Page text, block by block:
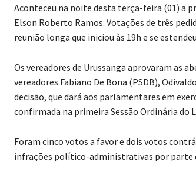
Aconteceu na noite desta terça-feira (01) a
Elson Roberto Ramos. Votações de três
reunião longa que iniciou às 19h e se
Os vereadores de Urussanga aprovaram as
vereadores Fabiano De Bona (PSDB),
decisão, que dará aos parlamentares em
confirmada na primeira Sessão Ordinária do
Foram cinco votos a favor e dois votos
infrações político-administrativas por parte